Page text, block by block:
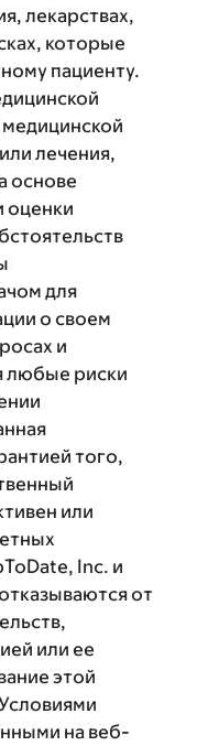
лекарствах,
которые
пациенту.
медицинской
лечения,
основе
оценки
для
о своем
и
любые риски
того,
или
Inc. и
от
или ее
этой
на веб-